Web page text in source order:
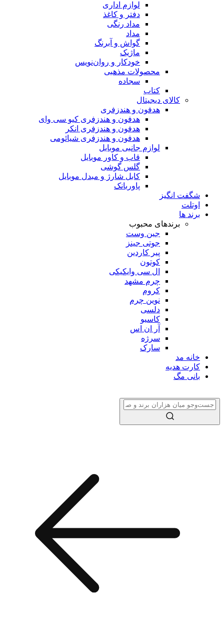
لوازم اداری
دفتر و کاغذ
مداد رنگی
مداد
گواش و آبرنگ
ماژیک
خودکار و روان‌نویس
محصولات مذهبی
سجاده
کتاب
کالای دیجیتال
هدفون و هندزفری
هدفون و هندزفری کیو سی وای
هدفون و هندزفری انکر
هدفون و هندزفری شیائومی
لوازم جانبی موبایل
قاب و کاور موبایل
گلس گوشی
کابل شارژ و مبدل موبایل
پاوربانک
شگفت انگیز
اوتلت
برند ها
برندهای محبوب
جین وست
جوتی جینز
پیر کاردین
کوتون
ال سی وایکیکی
چرم مشهد
کروم
نوین چرم
دلسی
کاسیو
آر ان اس
سرژه
سارک
خانه مد
کارت هدیه
بانی مگ